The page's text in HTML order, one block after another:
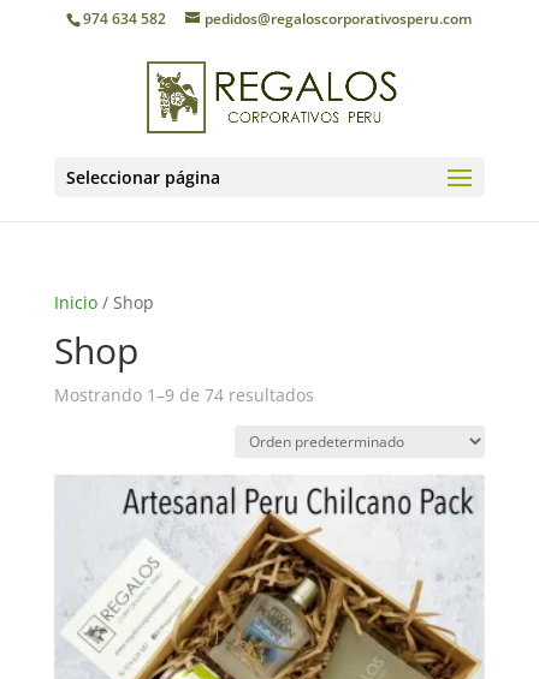
974 634 582 pedidos@regaloscorporativosperu.com
Seleccionar página
Inicio/ Shop
Shop
Mostrando 1–9 de 74 resultados